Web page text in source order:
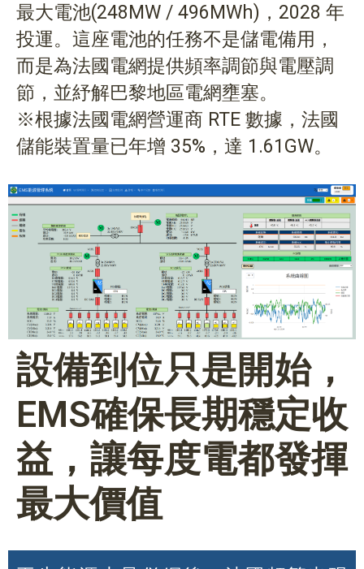
最大電池(248MW / 496MWh)，2028 年
投運。這座電池的任務不是儲電備用，
而是為法國電網提供頻率調節與電壓調
節，並紓解巴黎地區電網壅塞。
※根據法國電網營運商 RTE 數據，法國
儲能裝置量已年增 35%，達 1.61GW。
設備到位只是開始，
EMS確保長期穩定收
益，讓每度電都發揮
最大價值